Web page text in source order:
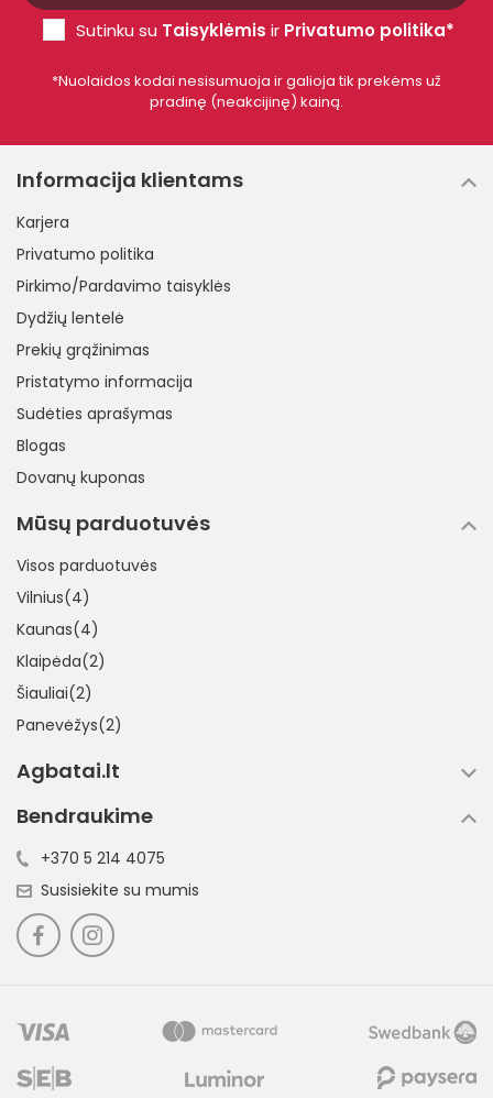
Sutinku su Taisyklėmis ir Privatumo politika*
*Nuolaidos kodai nesisumuoja ir galioja tik prekėms už
pradinę (neakcijinę) kainą.
Informacija klientams
Karjera
Privatumo politika
Pirkimo/Pardavimo taisyklės
Dydžių lentelė
Prekių grąžinimas
Pristatymo informacija
Sudėties aprašymas
Blogas
Dovanų kuponas
Mūsų parduotuvės
Visos parduotuvės
Vilnius(4)
Kaunas(4)
Klaipėda(2)
Šiauliai(2)
Panevėžys(2)
Agbatai.lt
Bendraukime
+370 5 214 4075
Susisiekite su mumis